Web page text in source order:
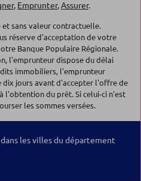
, Emprunter,Assurer.
sans valeur contractuelle.
réserve d'acceptation de votre
Banque Populaire Régionale.
l'emprunteur dispose du délai
immobiliers, l'emprunteur
dix jours avant d'accepter l'offre de
l'obtention du prêt. Si celui-ci n'est
les sommes versées.
les villes du département